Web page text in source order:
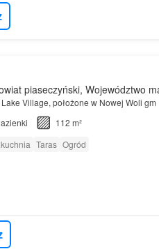
piaseczyński, Województwo
Village, położone w Nowej Woli gm
112 m²
Taras Ogród